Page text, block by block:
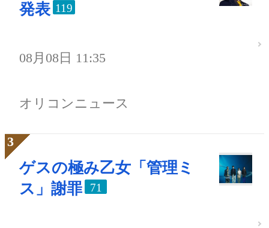
発表 119
08月08日 11:35
オリコンニュース
ゲスの極み乙女「管理ミ
ス」謝罪
71